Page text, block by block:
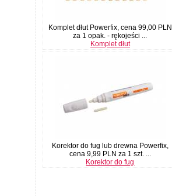
Komplet dłut Powerfix, cena 99,00 PLN
za 1 opak. - rękojeści ...
Komplet dłut
Korektor do fug lub drewna Powerfix,
cena 9,99 PLN za 1 szt. ...
Korektor do fug